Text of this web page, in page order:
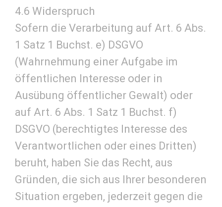
4.6 Widerspruch
Sofern die Verarbeitung auf Art. 6 Abs.
1 Satz 1 Buchst. e) DSGVO
(Wahrnehmung einer Aufgabe im
öffentlichen Interesse oder in
Ausübung öffentlicher Gewalt) oder
auf Art. 6 Abs. 1 Satz 1 Buchst. f)
DSGVO (berechtigtes Interesse des
Verantwortlichen oder eines Dritten)
beruht, haben Sie das Recht, aus
Gründen, die sich aus Ihrer besonderen
Situation ergeben, jederzeit gegen die